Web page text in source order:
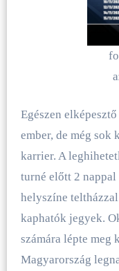
Egészen
ember, de még sok
karrier. A
turné előtt 2
helyszíne
kaphatók jegyek.
számára lépte meg
Magyarország